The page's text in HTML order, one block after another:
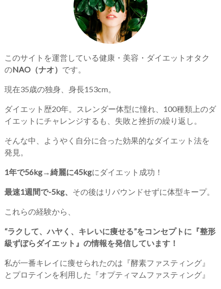
このサイトを運営している健康・美容・ダイエットオタク
のNAO（ナオ） です。
現在35歳の独身、身長153cm。
ダイエット歴20年。スレンダー体型に憧れ、100種類上のダ
イエットにチャレンジするも、失敗と挫折の繰り返し。
そんな中、ようやく自分に合った効果的なダイエット法を
発見。
1年で56kg→綺麗に45kgにダイエット成功！
最速1週間で-5kg、 その後はリバウンドせずに体型キープ。
これらの経験から、
“ラクして、ハヤく、キレいに痩せる”をコンセプトに『整形
級ずぼらダイエット』の情報を発信しています！
私が一番キレイに痩せられたのは『酵素ファスティング』
とプロテインを利用した『オプティマムファスティング』